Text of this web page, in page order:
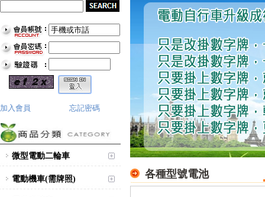
加入會員 忘記密碼
微型電動二輪車
電動機車(需牌照) 各種型號電池